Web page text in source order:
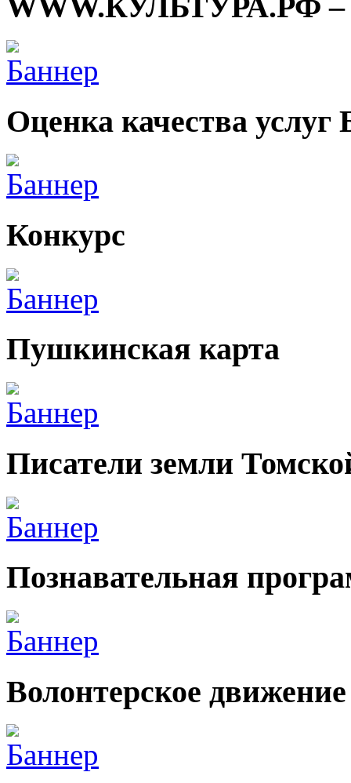
Оценка качества
Конкурс
Пушкинская карта
Писатели земли
Познавательная
Волонтерское движение